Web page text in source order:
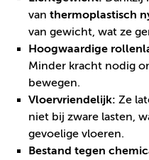
van thermoplastisch
van gewicht, wat ze
Hoogwaardige
Minder kracht nodig
bewegen.
Vloervriendelijk: Ze
niet bij zware lasten,
gevoelige vloeren.
Bestand tegen